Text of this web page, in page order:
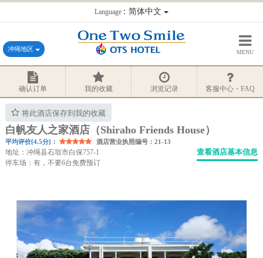
Language：简体中文
冲绳地区 MENU
确认订单 我的收藏 浏览记录 客服中心・FAQ
将此酒店保存到我的收藏
白帆友人之家酒店（Shiraho Friends House）
平均评价[4.5分]： 酒店营业执照编号：21-13
地址：冲绳县石垣市白保757-1
停车场：有，不要6台免费预订
查看酒店基本信息